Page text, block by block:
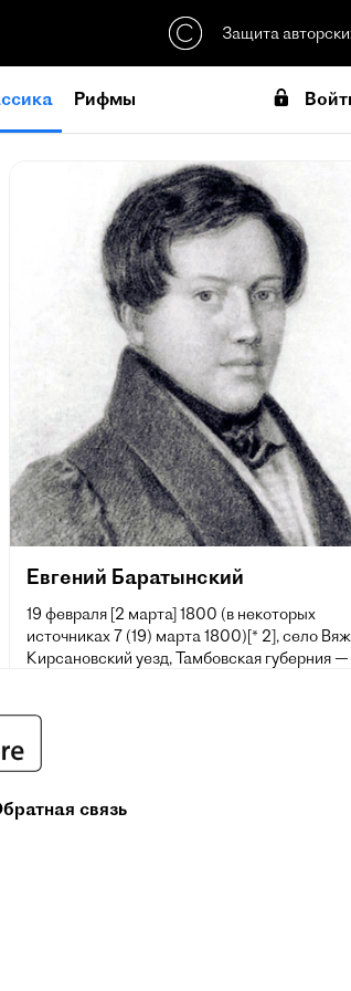
Защита
Рифмы
Евгений Баратынский
19 февраля [2 марта] 1800 (в некоторых
источниках 7 (19) марта 1800)[* 2], село
Кирсановский уезд, Тамбовская губерния
время загадочных и недооценённых фигур
связь